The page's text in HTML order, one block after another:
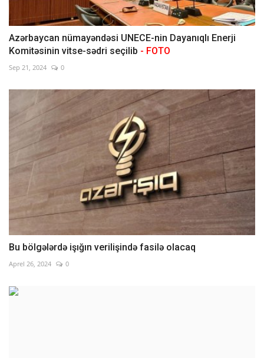
Azərbaycan nümayəndəsi UNECE-nin Dayanıqlı Enerji
Komitəsinin vitse-sədri seçilib - FOTO
Sep 21, 2024 0
Bu bölgələrdə işığın verilişində fasilə olacaq
Aprel 26, 2024 0